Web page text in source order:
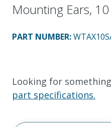
Mounting Ears,
PART NUMBER:
Looking for
part specifications.